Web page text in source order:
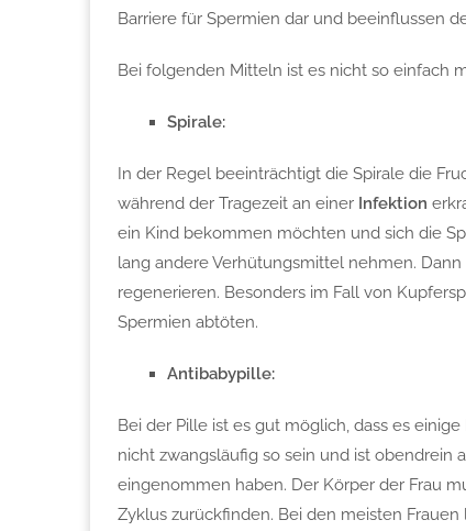
Barriere für Spermien dar und beeinflussen
Bei folgenden Mitteln ist es nicht so einfach
Spirale:
In der Regel beeinträchtigt die Spirale die
während der Tragezeit an einer Infektion
ein Kind bekommen möchten und sich die
lang andere Verhütungsmittel nehmen.
regenerieren. Besonders im Fall von
Spermien abtöten.
Antibabypille:
Bei der Pille ist es gut möglich, dass es
nicht zwangsläufig so sein und ist obendrein
eingenommen haben. Der Körper der Frau
Zyklus zurückfinden. Bei den meisten Frauen